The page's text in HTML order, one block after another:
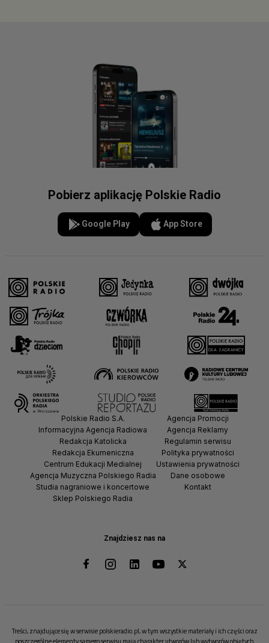
Pobierz aplikację Polskie Radio
Google Play App Store
Znajdziesz nas na
Polskie Radio S.A.
Informacyjna Agencja Radiowa
Redakcja Katolicka
Redakcja Ekumeniczna
Centrum Edukacji Medialnej
Agencja Muzyczna Polskiego Radia
Studia nagraniowe i koncertowe
Sklep Polskiego Radia
Agencja Promocji
Agencja Reklamy
Regulamin serwisu
Polityka prywatności
Ustawienia prywatności
Dane osobowe
Kontakt
Treści, znajdujące się w serwisie polskieradio.pl, w tym wszystkie materiały i ich części oraz